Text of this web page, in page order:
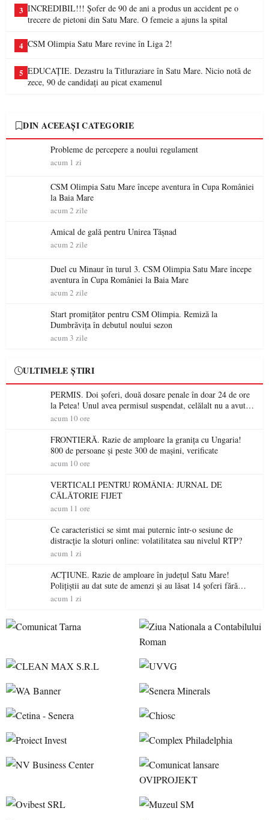
3 INCREDIBIL!!! Șofer de 90 de ani a produs un accident pe o
trecere de pietoni din Satu Mare. O femeie a ajuns la spital
4 CSM Olimpia Satu Mare revine în Liga 2!
5 EDUCAȚIE. Dezastru la Titluraziare în Satu Mare. Nicio notă de
zece, 90 de candidați au picat examenul
DIN ACEEAȘI CATEGORIE
Probleme de percepere a noului regulament
acum 1 zi
CSM Olimpia Satu Mare începe aventura în Cupa României
la Baia Mare
acum 2 zile
Amical de gală pentru Unirea Tășnad
acum 2 zile
Duel cu Minaur în turul 3. CSM Olimpia Satu Mare începe
aventura în Cupa României la Baia Mare
acum 2 zile
Start promițător pentru CSM Olimpia. Remiză la
Dumbrăvița în debutul noului sezon
acum 3 zile
ULTIMELE ȘTIRI
PERMIS. Doi șoferi, două dosare penale în doar 24 de ore
la Petea! Unul avea permisul suspendat, celălalt nu a avut
niciodată permis
acum 10 ore
FRONTIERĂ. Razie de amploare la granița cu Ungaria!
800 de persoane și peste 300 de mașini, verificate
acum 10 ore
VERTICALI PENTRU ROMÂNIA: JURNAL DE
CĂLĂTORIE FIJET
acum 11 ore
Ce caracteristici se simt mai puternic într-o sesiune de
distracție la sloturi online: volatilitatea sau nivelul RTP?
acum 1 zi
ACȚIUNE. Razie de amploare în județul Satu Mare!
Polițiștii au dat sute de amenzi și au lăsat 14 șoferi fără
permis într-o singură zi
acum 1 zi